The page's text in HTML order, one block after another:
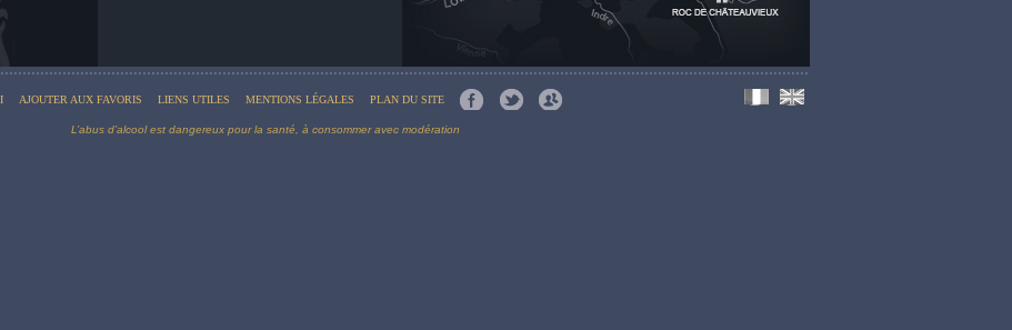
AJOUTER AUX FAVORIS LIENS UTILES MENTIONS LÉGALES PLAN DU SITE
L’abus d’alcool est dangereux pour la santé, à consommer avec modération